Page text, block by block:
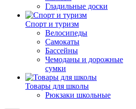
Гладильные доски
Спорт и туризм
Велосипеды
Самокаты
Бассейны
Чемоданы и дорожные
сумки
Товары для школы
Рюкзаки школьные